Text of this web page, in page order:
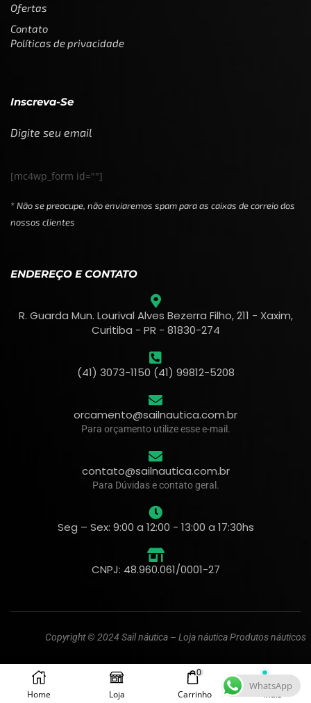
Home Loja
0
Carrinho Mais
Ofertas
Contato
Políticas de privacidade
Inscreva-Se
Digite seu email
[mc4wp_form id=""]
* Não se preocupe, não enviaremos spam para as caixas de correio dos
nossos clientes
ENDEREÇO E CONTATO
R. Guarda Mun. Lourival Alves Bezerra Filho, 211 - Xaxim,
Curitiba - PR - 81830-274
(41) 3073-1150 (41) 99812-5208
orcamento@sailnautica.com.br
Para orçamento utilize esse e-mail.
contato@sailnautica.com.br
Para Dúvidas e contato geral.
Seg – Sex: 9:00 a 12:00 - 13:00 a 17:30hs
CNPJ: 48.960.061/0001-27
Copyright © 2024 Sail náutica – Loja náutica Produtos náuticos
WhatsApp